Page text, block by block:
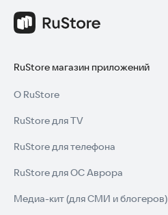
RuStore магазин приложений
О RuStore
RuStore для TV
RuStore для телефона
RuStore для ОС Аврора
Медиа-кит (для СМИ и блогеров)